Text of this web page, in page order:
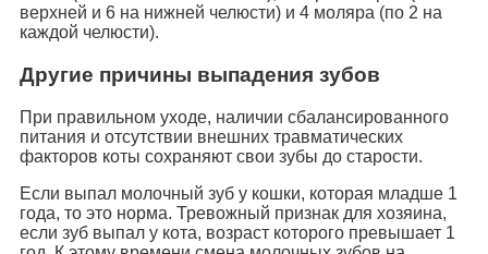
верхней и 6 на нижней челюсти) и 4 моляра (по 2 на
каждой челюсти).
Другие причины выпадения зубов
При правильном уходе, наличии сбалансированного
питания и отсутствии внешних травматических
факторов коты сохраняют свои зубы до старости.
Если выпал молочный зуб у кошки, которая младше 1
года, то это норма. Тревожный признак для хозяина,
если зуб выпал у кота, возраст которого превышает 1